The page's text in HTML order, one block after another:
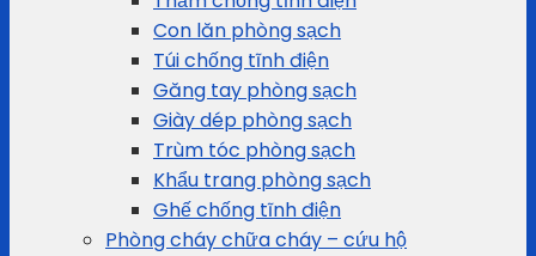
Con lăn phòng sạch
Túi chống tĩnh điện
Găng tay phòng sạch
Giày dép phòng sạch
Trùm tóc phòng sạch
Khẩu trang phòng sạch
Ghế chống tĩnh điện
Phòng cháy chữa cháy – cứu hộ